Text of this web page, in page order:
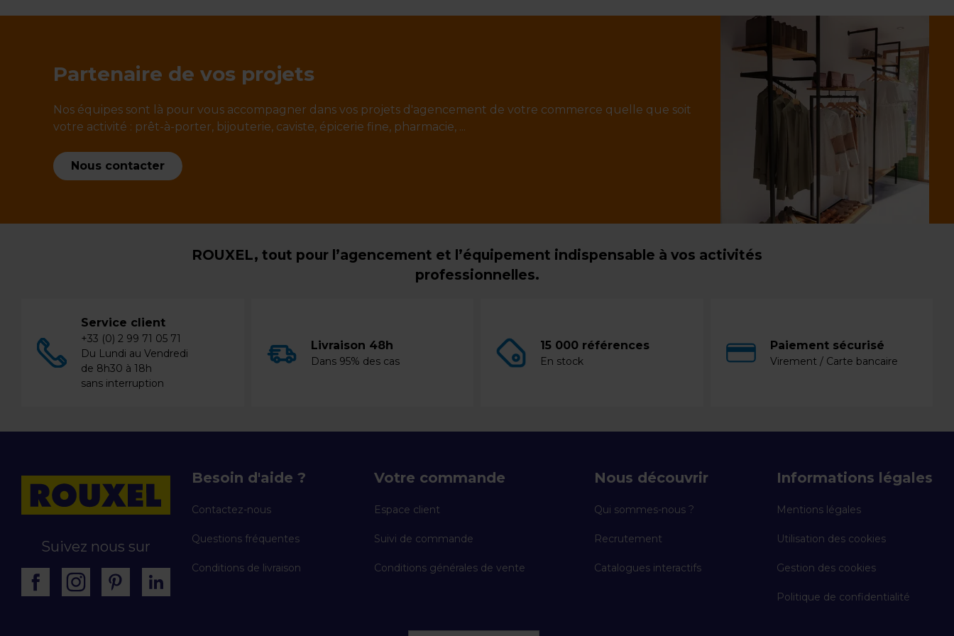
Partenaire de vos projets
Nos équipes sont là pour vous accompagner dans vos projets d'agencement de votre commerce quelle que soit
votre activité : prêt-à-porter, bijouterie, caviste, épicerie fine, pharmacie, ...
Nous contacter
ROUXEL, tout pour l’agencement et l’équipement indispensable à vos activités
professionnelles.
Service client
+33 (0) 2 99 71 05 71
Du Lundi au Vendredi
de 8h30 à 18h
sans interruption
Livraison 48h
Dans 95% des cas
15 000 références
En stock
Paiement sécurisé
Virement / Carte bancaire
Suivez nous sur
Besoin d'aide ?
Contactez-nous
Questions fréquentes
Conditions de livraison
Votre commande
Espace client
Suivi de commande
Conditions générales de vente
Nous découvrir
Qui sommes-nous ?
Recrutement
Catalogues interactifs
Informations légales
Mentions légales
Utilisation des cookies
Gestion des cookies
Politique de confidentialité